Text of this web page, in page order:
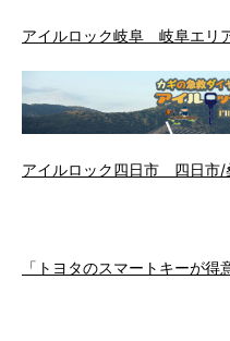
アイルロック岐阜 岐阜エリ
アイルロック四日市 四日市/
「トヨタのスマートキーが得